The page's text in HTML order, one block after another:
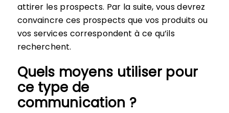
attirer les prospects. Par la suite, vous devrez
convaincre ces prospects que vos produits ou
vos services correspondent à ce qu’ils
recherchent.
Quels moyens utiliser pour
ce type de
communication ?